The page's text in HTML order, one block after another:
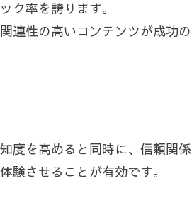
ク率を誇ります。
性の高いコンテンツが成功の
を高めると同時に、信頼関
験させることが有効です。